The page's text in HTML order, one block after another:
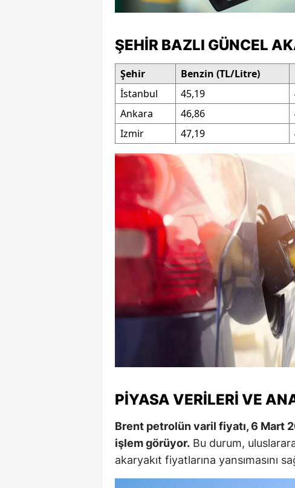
Hatay
Mersin
Kayseri
Kırşehir
Kocaeli
Konya
Kütahya
Manisa
Mardin
ŞEHIR BAZLI GÜNCEL
Şehir Benzin (TL/Litre)
İstanbul
45,19
Ankara
46,86
Izmir
47,19
PIYASA VERILERI VE
Brent petrolün varil fiyatı, 6 Mart
işlem görüyor. Bu durum,
akaryakıt fiyatlarına yansımasını